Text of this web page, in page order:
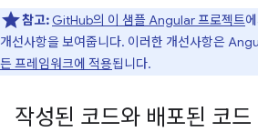
참고: GitHub의 이 샘플 Angular 프로젝트
개선사항을 보여줍니다. 이러한 개선사항은
든 프레임워크에 적용됩니다.
작성된 코드와 배포된 코드